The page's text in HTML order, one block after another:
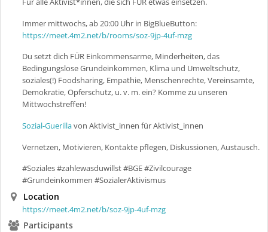
Immer mittwochs, ab 20:00 Uhr in BigBlueButton:
https://meet.4m2.net/b/rooms/soz-9jp-4uf-mzg
Du setzt dich FÜR Einkommensarme, Minderheiten, das
Bedingungslose Grundeinkommen, Klima und Umweltschutz,
soziales(!) Foodsharing, Empathie, Menschenrechte, Vereinsamte,
Demokratie, Opferschutz, u. v. m. ein? Komme zu unseren
Mittwochstreffen!
Sozial-Guerillavon Aktivist_innen für Aktivist_innen
Vernetzen, Motivieren, Kontakte pflegen, Diskussionen, Austausch.
#Soziales #zahlewasduwillst #BGE #Zivilcourage
#Grundeinkommen #SozialerAktivismus
Location
https://meet.4m2.net/b/soz-9jp-4uf-mzg
Participants